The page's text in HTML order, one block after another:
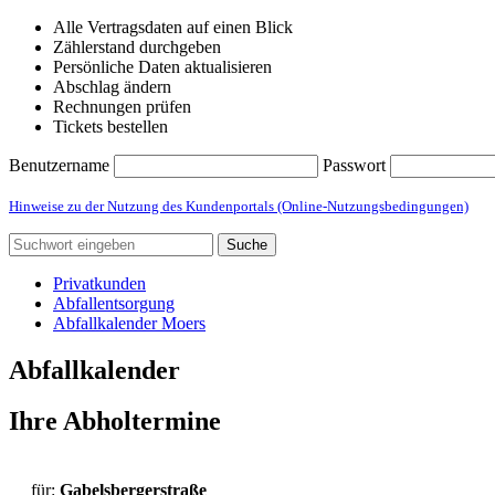
Alle Vertragsdaten auf einen Blick
Zählerstand durchgeben
Persönliche Daten aktualisieren
Abschlag ändern
Rechnungen prüfen
Tickets bestellen
Benutzername Passwort
Hinweise zu der Nutzung des Kundenportals (Online-Nutzungsbedingungen)
Suche
Privatkunden
Abfallentsorgung
Abfallkalender Moers
Abfallkalender
Ihre Abholtermine
für: Gabelsbergerstraße